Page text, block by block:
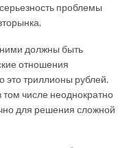
проблемы
должны быть
отношения
это триллионы рублей.
числе неоднократно
для решения сложной